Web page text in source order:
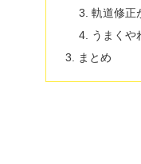
軌道修正
うまくや
まとめ